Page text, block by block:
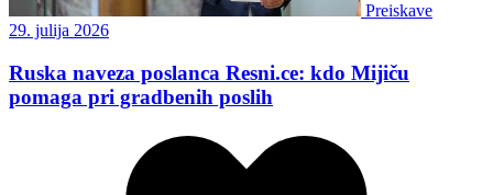
Preiskave
29. julija 2026
Ruska naveza poslanca Resni.ce: kdo Mijiču
pomaga pri gradbenih poslih